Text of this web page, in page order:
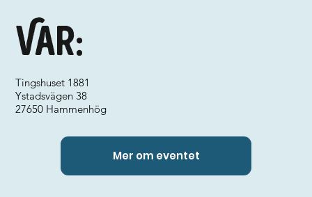
Var:
Tingshuset 1881
Ystadsvägen 38
27650 Hammenhög
Mer om eventet